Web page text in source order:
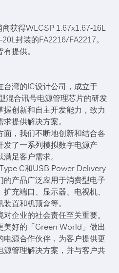
获得WLCSP 1.67x1.67-16L
封装的FA2216/FA2217。
提供。
湾的IC设计公司，成立于
混合讯号电源管理芯片的研发
创新和自主开发能力，致力
提供解决方案。
，我们不断地创新和结合各
了一系列模拟数字电源产
足客户需求。
C和USB Power Delivery
产品广泛应用于消费型电子
充端口、显示器、电视机、
置和机顶盒等。
企业的社会责任至关重要。
美好的「Green World」做出
源合作伙伴，为客户提供更
管理解决方案，并与客户共